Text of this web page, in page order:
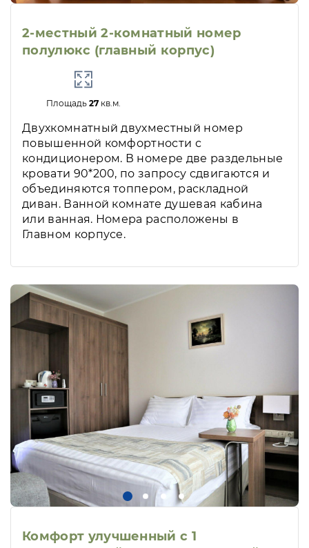
2-местный 2-комнатный номер
полулюкс (главный корпус)
Площадь 27кв.м.
Двухкомнатный двухместный номер
повышенной комфортности с
кондиционером. В номере две раздельные
кровати 90*200, по запросу сдвигаются и
объединяются топпером, раскладной
диван. Ванной комнате душевая кабина
или ванная. Номера расположены в
Главном корпусе.
Комфорт улучшенный с 1